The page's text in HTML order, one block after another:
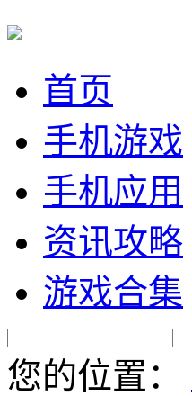
首页
手机游戏
手机应用
资讯攻略
游戏合集
您的位置：